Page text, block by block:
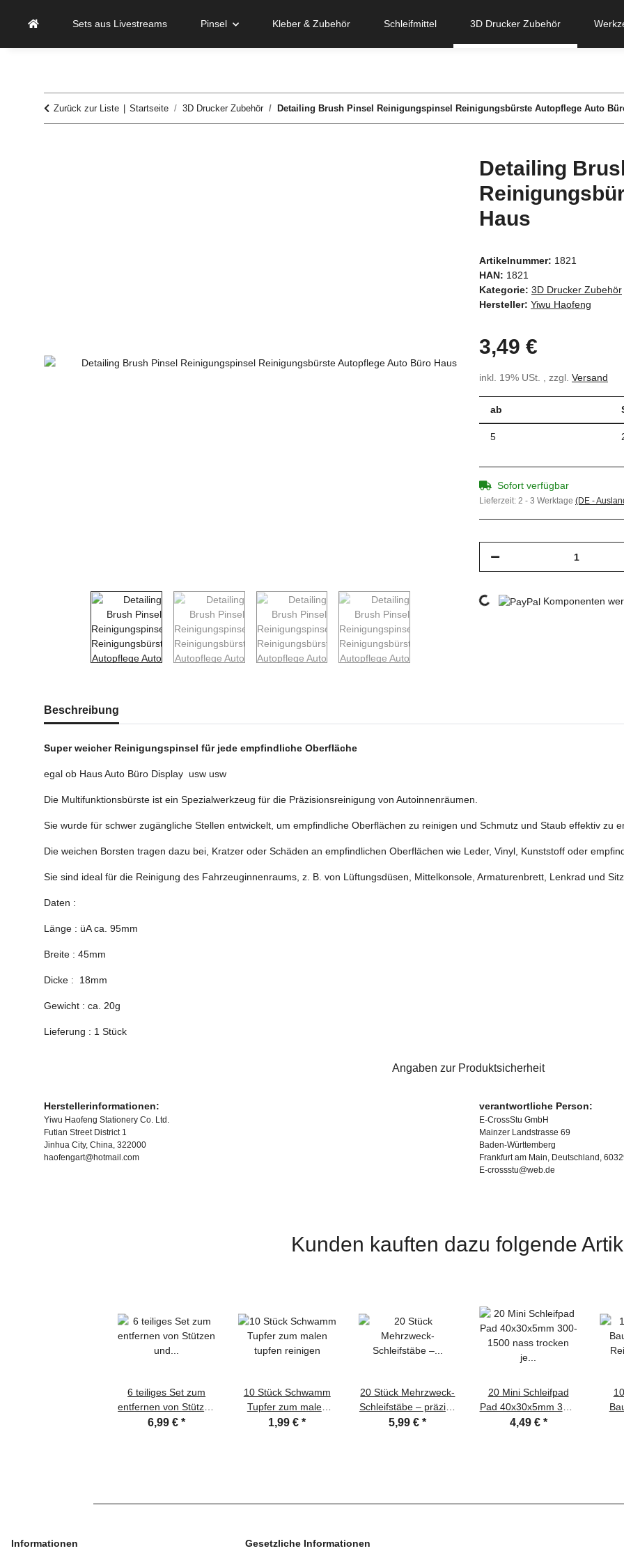
Sets aus Livestreams Pinsel Kleber & Zubehör Schleifmittel 3D Drucker Zubehör
Zurück zur Liste Startseite 3D Drucker Zubehör Detailing Brush Pinsel Reinigungspinsel Reinigungsbürste Autopflege Auto
Detailing
Haus
Artikelnummer: 1821
HAN: 1821
Kategorie: 3D Drucker Zubehör
Hersteller: Yiwu Haofeng
3,49 €
inkl. 19% USt. , zzgl. Versand
ab
5
Sofort verfügbar
Lieferzeit: 2 - 3 Werktage (DE -
Loading... Komponenten
Beschreibung
Super weicher Reinigungspinsel für jede empfindliche Oberfläche
egal ob Haus Auto Büro Display usw usw
Die Multifunktionsbürste ist ein Spezialwerkzeug für die Präzisionsreinigung von Autoinnenräumen.
Sie wurde für schwer zugängliche Stellen entwickelt, um empfindliche Oberflächen zu reinigen und Schmutz und Staub effektiv zu
Die weichen Borsten tragen dazu bei, Kratzer oder Schäden an empfindlichen Oberflächen wie Leder, Vinyl, Kunststoff oder
Sie sind ideal für die Reinigung des Fahrzeuginnenraums, z. B. von Lüftungsdüsen, Mittelkonsole, Armaturenbrett, Lenkrad und
Daten :
Länge : üA ca. 95mm
Breite : 45mm
Dicke : 18mm
Gewicht : ca. 20g
Lieferung : 1 Stück
Angaben zur Produktsicherheit
Herstellerinformationen:
Yiwu Haofeng Stationery Co. Ltd.
Futian Street District 1
Jinhua City, China, 322000
haofengart@hotmail.com
verantwortliche Person:
E-CrossStu GmbH
Mainzer Landstrasse 69
Baden-Württemberg
Frankfurt am Main, Deutschland,
E-crossstu@web.de
Kunden kauften dazu folgende
6 teiliges Set zum
entfernen von Stützen
und Nachbearbeitung
6,99 €*
10 Stück Schwamm
Tupfer zum malen
tupfen reinigen
1,99 €*
20 Stück Mehrzweck-
Schleifstäbe – präzise
mattierte Spitzen und
5,99 €*
20 Mini Schleifpad
Pad 40x30x5mm 300-
1500 nass trocken je
4,49 € *
Informationen Gesetzliche Informationen